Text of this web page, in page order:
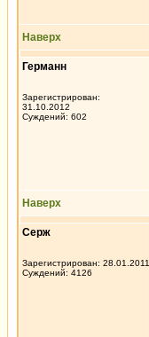
Наверх
Германн
Зарегистрирован:
31.10.2012
Суждений: 602
Наверх
Серж
Зарегистрирован: 28.01.2011
Суждений: 4126